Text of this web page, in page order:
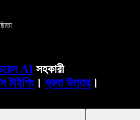
AI সহকারী
টাইপিং।দ্রুত উত্তর।